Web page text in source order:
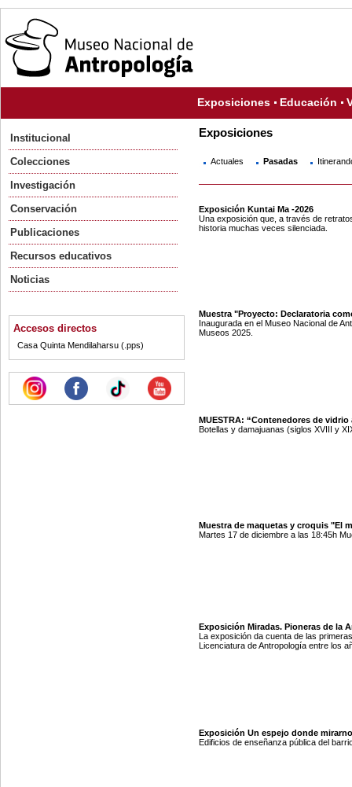
Exposiciones Educación
Institucional
Colecciones
Investigación
Conservación
Publicaciones
Recursos educativos
Noticias
Accesos directos
Casa Quinta Mendilaharsu (.pps)
Exposiciones
Actuales Pasadas
Exposición Kuntai Ma -2026
Una exposición que, a través de
historia muchas veces silenciada.
Muestra "Proyecto: Declaratoria
Inaugurada en el Museo Nacional de
Museos 2025.
MUESTRA: “Contenedores de
Botellas y damajuanas (siglos XVIII y
Muestra de maquetas y croquis "El
Martes 17 de diciembre a las 18:45h
Exposición Miradas. Pioneras de la
La exposición da cuenta de las
Licenciatura de Antropología entre los
Exposición Un espejo donde
Edificios de enseñanza pública del